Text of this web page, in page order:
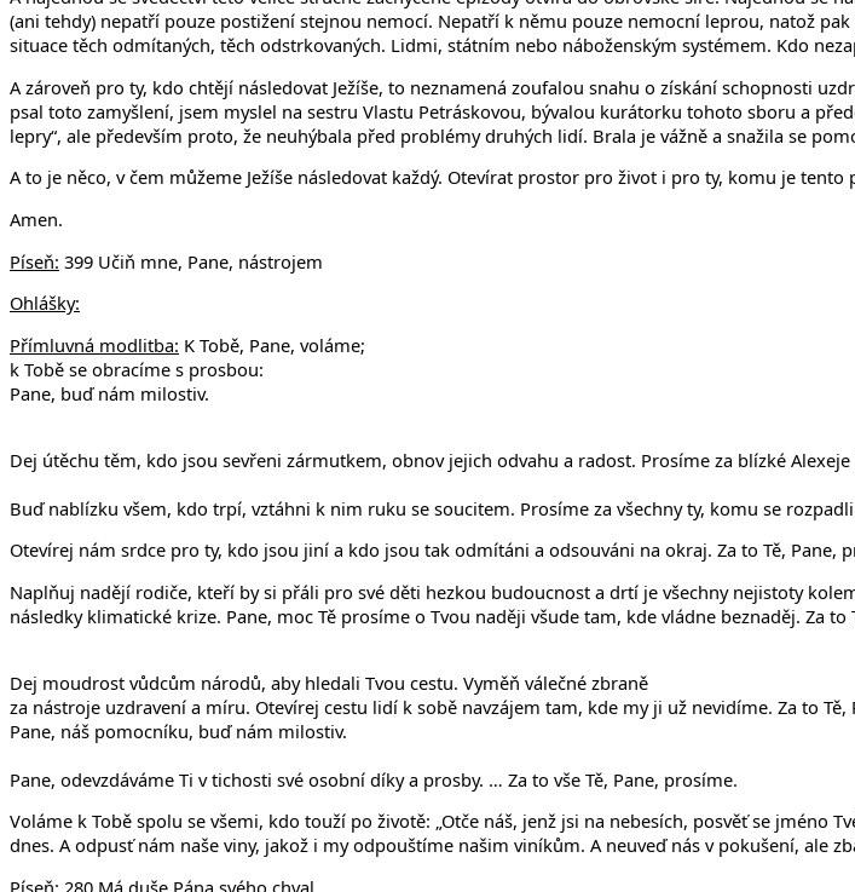
(ani tehdy) nepatří pouze postižení stejnou nemocí. Nepatří k němu pouze nemocní leprou, natož
situace těch odmítaných, těch odstrkovaných. Lidmi, státním nebo náboženským systémem. Kdo
A zároveň pro ty, kdo chtějí následovat Ježíše, to neznamená zoufalou snahu o získání schopnosti
psal toto zamyšlení, jsem myslel na sestru Vlastu Petráskovou, bývalou kurátorku tohoto sboru a
lepry“, ale především proto, že neuhýbala před problémy druhých lidí. Brala je vážně a snažila se
A to je něco, v čem můžeme Ježíše následovat každý. Otevírat prostor pro život i pro ty, komu je
Amen.
Píseň: 399 Učiň mne, Pane, nástrojem
Ohlášky:
Přímluvná modlitba: K Tobě, Pane, voláme;
k Tobě se obracíme s prosbou:
Pane, buď nám milostiv.
Dej útěchu těm, kdo jsou sevřeni zármutkem, obnov jejich odvahu a radost. Prosíme za blízké
Buď nablízku všem, kdo trpí, vztáhni k nim ruku se soucitem. Prosíme za všechny ty, komu se
Otevírej nám srdce pro ty, kdo jsou jiní a kdo jsou tak odmítáni a odsouváni na okraj. Za to Tě, Pane,
Naplňuj nadějí rodiče, kteří by si přáli pro své děti hezkou budoucnost a drtí je všechny nejistoty
následky klimatické krize. Pane, moc Tě prosíme o Tvou naději všude tam, kde vládne beznaděj. Za to
Dej moudrost vůdcům národů, aby hledali Tvou cestu. Vyměň válečné zbraně
za nástroje uzdravení a míru. Otevírej cestu lidí k sobě navzájem tam, kde my ji už nevidíme. Za to Tě,
Pane, náš pomocníku, buď nám milostiv.
Pane, odevzdáváme Ti v tichosti své osobní díky a prosby. … Za to vše Tě, Pane, prosíme.
Voláme k Tobě spolu se všemi, kdo touží po životě: „Otče náš, jenž jsi na nebesích, posvěť se jméno
dnes. A odpusť nám naše viny, jakož i my odpouštíme našim viníkům. A neuveď nás v pokušení, ale